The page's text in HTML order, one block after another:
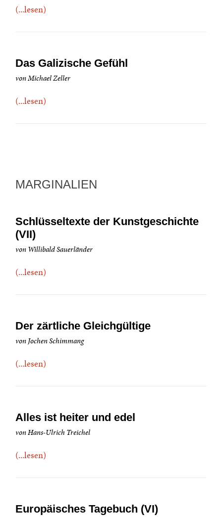
(...lesen)
Das Galizische Gefühl
von Michael Zeller
(...lesen)
MARGINALIEN
Schlüsseltexte der Kunstgeschichte
(VII)
von Willibald Sauerländer
(...lesen)
Der zärtliche Gleichgültige
von Jochen Schimmang
(...lesen)
Alles ist heiter und edel
von Hans-Ulrich Treichel
(...lesen)
Europäisches Tagebuch (VI)